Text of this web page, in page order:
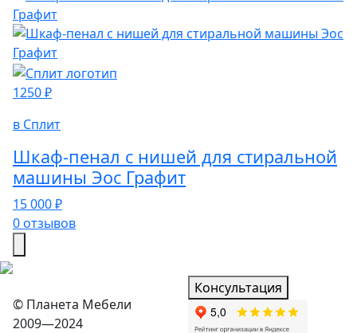
1250 ₽
в Сплит
Шкаф-пенал с нишей для стиральной
машины Эос Графит
15 000 ₽
0 отзывов
© Планета Мебели
2009—2024
Консультация